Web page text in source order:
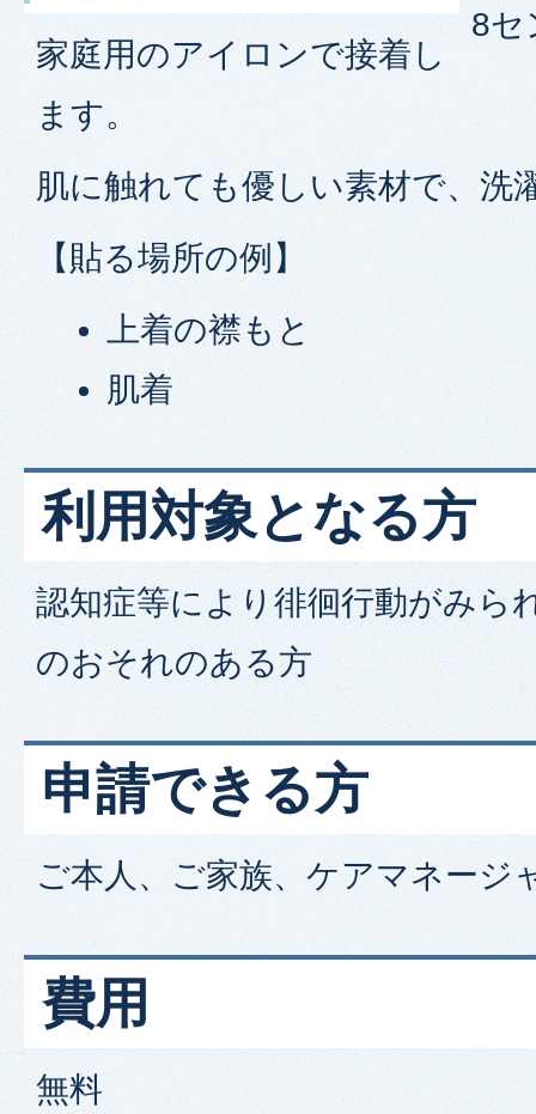
8セ
家庭用のアイロンで接着し
ます。
肌に触れても優しい素材で、洗
【貼る場所の例】
上着の襟もと
肌着
利用対象となる方
認知症等により徘徊行動がみら
のおそれのある方
申請できる方
ご本人、ご家族、ケアマネージ
費用
無料